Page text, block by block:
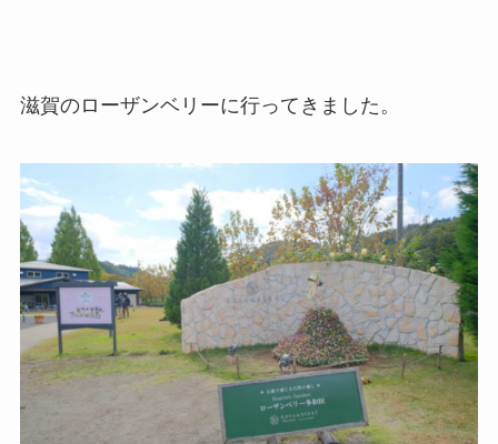
滋賀のローザンベリーに行ってきました。